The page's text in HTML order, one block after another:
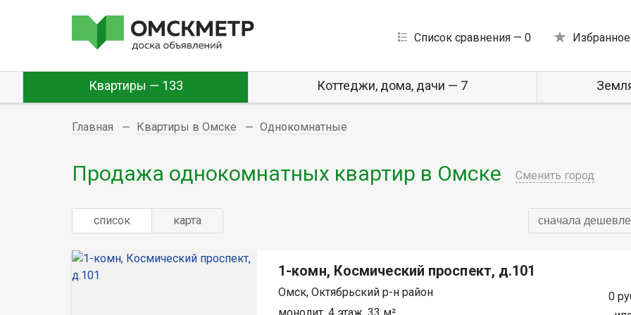
Список сравнения — 0
Квартиры — 133 Коттеджи, дома, дачи — 7
Главная Квартиры в Омске Однокомнатные
Продажа однокомнатных квартир в Омске Сменить город
список карта сначала дешевле
1-комн, Космический проспект, д.101
Омск, Октябрьский р-н район
0